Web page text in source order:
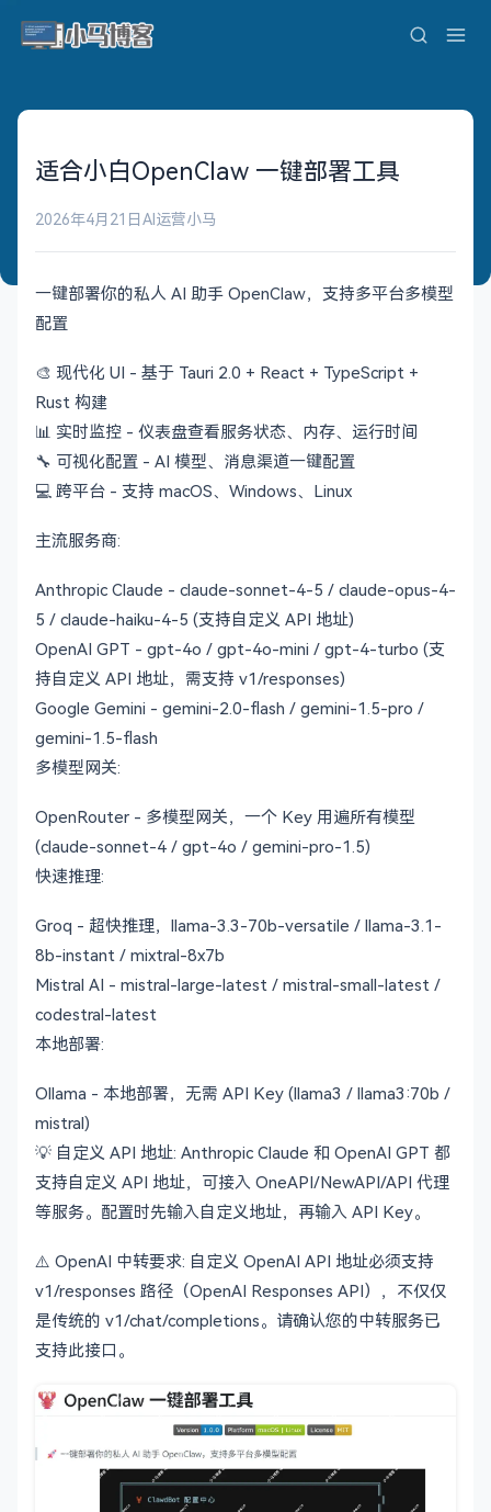
适合小白OpenClaw 一键部署工具
2026年4月21日AI运营小马
一键部署你的私人 AI 助手 OpenClaw，支持多平台多模型
配置
🎨 现代化 UI - 基于 Tauri 2.0 + React + TypeScript +
Rust 构建
📊 实时监控 - 仪表盘查看服务状态、内存、运行时间
🔧 可视化配置 - AI 模型、消息渠道一键配置
💻 跨平台 - 支持 macOS、Windows、Linux
主流服务商:
Anthropic Claude - claude-sonnet-4-5 / claude-opus-4-
5 / claude-haiku-4-5 (支持自定义 API 地址)
OpenAI GPT - gpt-4o / gpt-4o-mini / gpt-4-turbo (支
持自定义 API 地址，需支持 v1/responses)
Google Gemini - gemini-2.0-flash / gemini-1.5-pro /
gemini-1.5-flash
多模型网关:
OpenRouter - 多模型网关，一个 Key 用遍所有模型
(claude-sonnet-4 / gpt-4o / gemini-pro-1.5)
快速推理:
Groq - 超快推理，llama-3.3-70b-versatile / llama-3.1-
8b-instant / mixtral-8x7b
Mistral AI - mistral-large-latest / mistral-small-latest /
codestral-latest
本地部署:
Ollama - 本地部署，无需 API Key (llama3 / llama3:70b /
mistral)
💡 自定义 API 地址: Anthropic Claude 和 OpenAI GPT 都
支持自定义 API 地址，可接入 OneAPI/NewAPI/API 代理
等服务。配置时先输入自定义地址，再输入 API Key。
⚠️ OpenAI 中转要求: 自定义 OpenAI API 地址必须支持
v1/responses 路径（OpenAI Responses API），不仅仅
是传统的 v1/chat/completions。请确认您的中转服务已
支持此接口。